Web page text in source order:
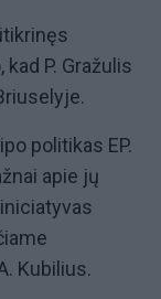
P. Gražulis
politikas EP.
apie jų
Kubilius.